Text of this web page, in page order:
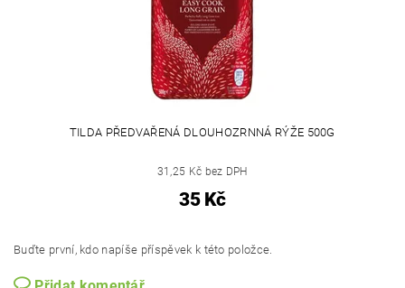
TILDA PŘEDVAŘENÁ DLOUHOZRNNÁ RÝŽE 500G
31,25 Kč bez DPH
35 Kč
Buďte první, kdo napíše příspěvek k této položce.